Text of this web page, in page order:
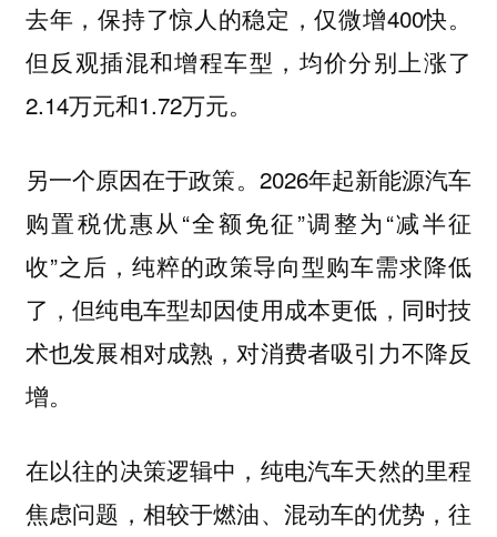
去年，保持了惊人的稳定，仅微增400快。
但反观插混和增程车型，均价分别上涨了
2.14万元和1.72万元。
另一个原因在于政策。2026年起新能源汽车
购置税优惠从“全额免征”调整为“减半征
收”之后，纯粹的政策导向型购车需求降低
了，但纯电车型却因使用成本更低，同时技
术也发展相对成熟，对消费者吸引力不降反
增。
在以往的决策逻辑中，纯电汽车天然的里程
焦虑问题，相较于燃油、混动车的优势，往